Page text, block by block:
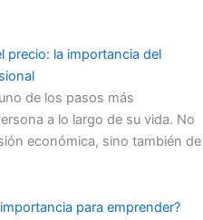
precio: la importancia del
de los pasos más
a lo largo de su vida. No
económica, sino también de
para emprender?